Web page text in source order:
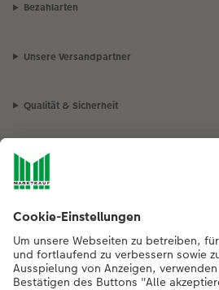
Bezahlarten
Unsere Versandpartner
Qualität & Sicherheit
Nachhaltigkeit bei CEWE
Informationen